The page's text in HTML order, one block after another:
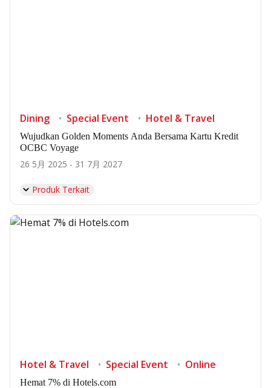
Dining Special Event Hotel & Travel
Wujudkan Golden Moments Anda Bersama Kartu Kredit
OCBC Voyage
26 5月 2025 - 31 7月 2027
Produk Terkait
Hotel & Travel Special Event Online
Hemat 7% di Hotels.com